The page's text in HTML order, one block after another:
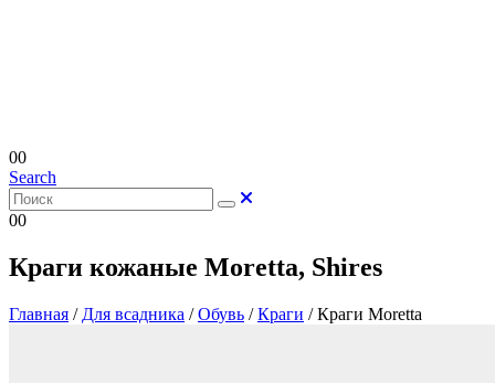
00
Search
00
Краги кожаные Moretta, Shires
Главная / Для всадника /Обувь /Краги /Краги Moretta